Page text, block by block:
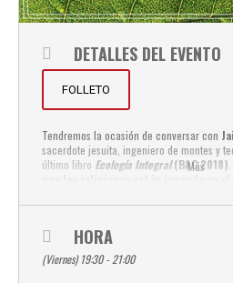
Más
DETALLES DEL EVENTO
FOLLETO
Tendremos la ocasión de conversar con
sacerdote jesuita, ingeniero de montes y
último libro Ecología Integral(BAC 2018)
contribuciones.
Presenta el acto José Luis Saborido,
modera Javier San Román.
HORA
(Viernes) 19:30 - 21:00